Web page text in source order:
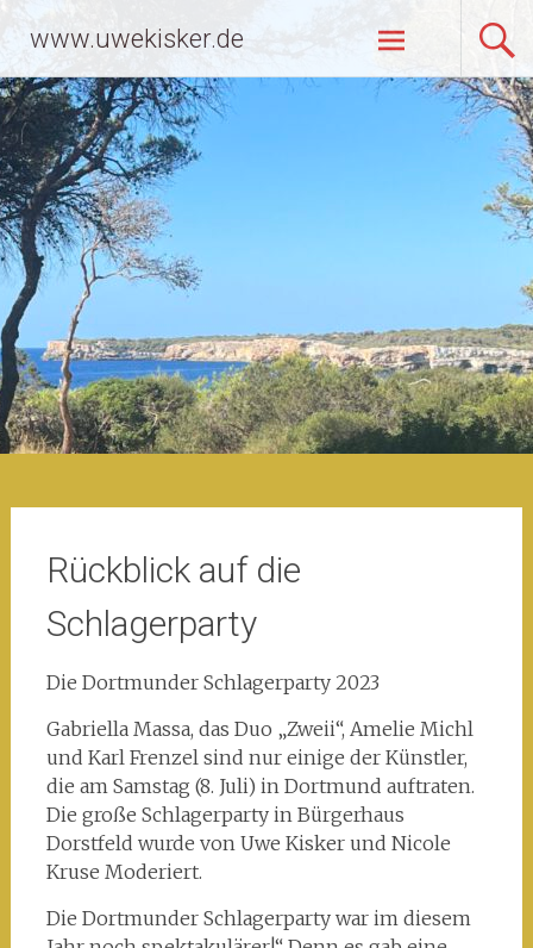
Inhalt
springen
www.uwekisker.de
Rückblick auf die
Schlagerparty
Die Dortmunder Schlagerparty 2023
Gabriella Massa, das Duo „Zweii“, Amelie Michl
und Karl Frenzel sind nur einige der Künstler,
die am Samstag (8. Juli) in Dortmund auftraten.
Die große Schlagerparty in Bürgerhaus
Dorstfeld wurde von Uwe Kisker und Nicole
Kruse Moderiert.
Die Dortmunder Schlagerparty war im diesem